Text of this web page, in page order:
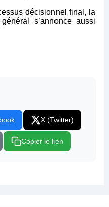
décisionnel final, la
s’annonce aussi
X (Twitter)
Copier le lien